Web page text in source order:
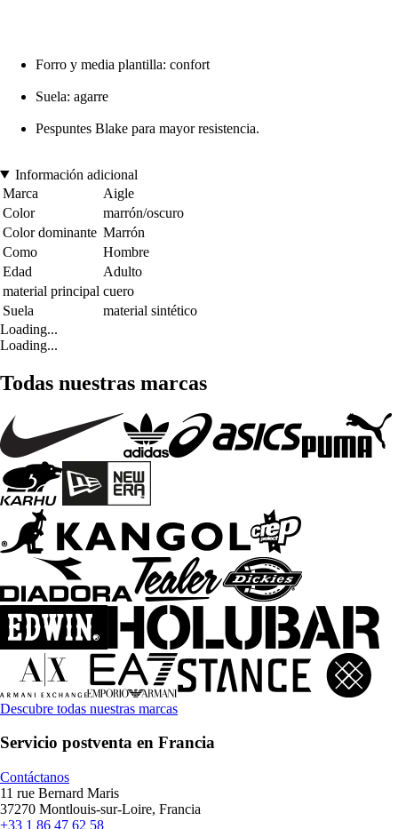
Forro y media plantilla: confort
Suela: agarre
Pespuntes Blake para mayor resistencia.
Información adicional
Marca
Aigle
Color
marrón/oscuro
Color dominante Marrón
Como
Hombre
Edad
Adulto
material principal cuero
Suela
material sintético
Loading...
Loading...
Todas nuestras marcas
Descubre todas nuestras marcas
Servicio postventa en Francia
Contáctanos
11 rue Bernard Maris
37270 Montlouis-sur-Loire, Francia
+33 1 86 47 62 58